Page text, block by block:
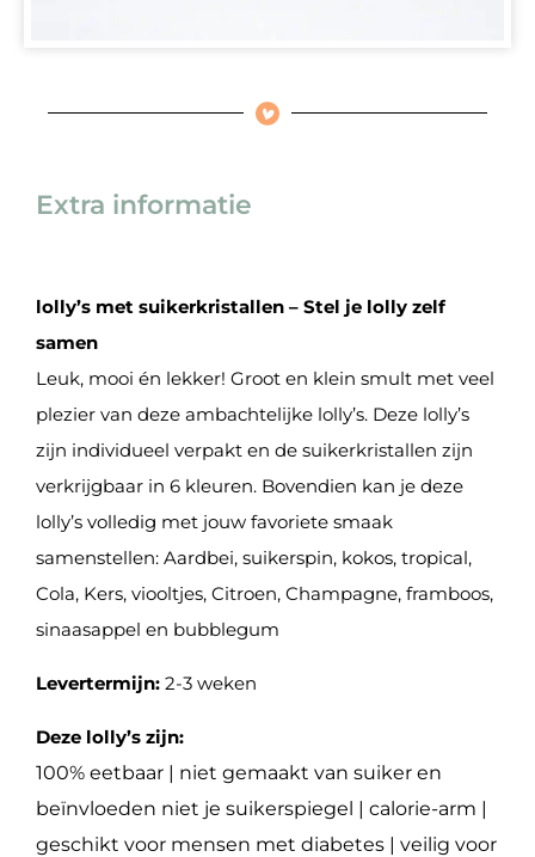
Extra informatie
lolly’s met suikerkristallen – Stel je lolly zelf
samen
Leuk, mooi én lekker! Groot en klein smult met veel
plezier van deze ambachtelijke lolly’s. Deze lolly’s
zijn individueel verpakt en de suikerkristallen zijn
verkrijgbaar in 6 kleuren. Bovendien kan je deze
lolly’s volledig met jouw favoriete smaak
samenstellen: Aardbei, suikerspin, kokos, tropical,
Cola, Kers, viooltjes, Citroen, Champagne, framboos,
sinaasappel en bubblegum
Levertermijn: 2-3 weken
Deze lolly’s zijn:
100% eetbaar | niet gemaakt van suiker en
beïnvloeden niet je suikerspiegel | calorie-arm |
geschikt voor mensen met diabetes | veilig voor